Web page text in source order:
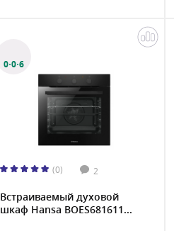
0·0·6
(0) 2
Встраиваемый духовой
шкаф Hansa BOES681611...